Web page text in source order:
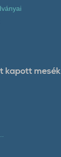
kapott mesék